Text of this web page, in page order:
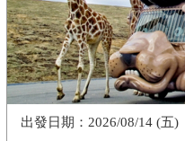
2026/08/14 (五)